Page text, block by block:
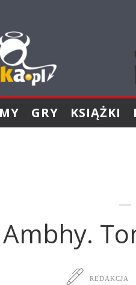
GRY KSIĄŻKI
REDAKCJA